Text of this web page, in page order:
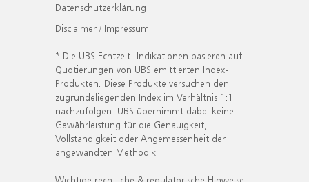
Datenschutzerklärung
Disclaimer / Impressum
* Die UBS Echtzeit- Indikationen basieren auf
Quotierungen von UBS emittierten Index-
Produkten. Diese Produkte versuchen den
zugrundeliegenden Index im Verhältnis 1:1
nachzufolgen. UBS übernimmt dabei keine
Gewährleistung für die Genauigkeit,
Vollständigkeit oder Angemessenheit der
angewandten Methodik.